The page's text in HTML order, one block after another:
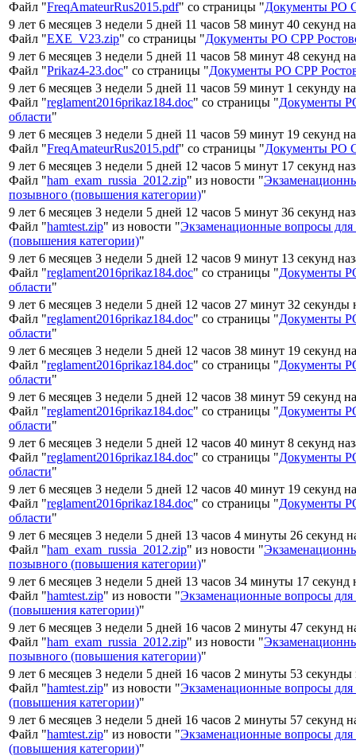
Файл "FreqAmateurRus2015.pdf" со страницы "Документы РО
9 лет 6 месяцев 3 недели 5 дней 11 часов 58 минут 40 секунд
Файл "EXE_V23.zip" со страницы "Документы РО СРР
9 лет 6 месяцев 3 недели 5 дней 11 часов 58 минут 48 секунд
Файл "Prikaz4-23.doc" со страницы "Документы РО СРР
9 лет 6 месяцев 3 недели 5 дней 11 часов 59 минут 1 секунду
Файл "reglament2016prikaz184.doc" со страницы "Документы
области"
9 лет 6 месяцев 3 недели 5 дней 11 часов 59 минут 19 секунд
Файл "FreqAmateurRus2015.pdf" со страницы "Документы РО
9 лет 6 месяцев 3 недели 5 дней 12 часов 5 минут 17 секунд
Файл "ham_exam_russia_2012.zip" из новости "
позывного (повышения категории)"
9 лет 6 месяцев 3 недели 5 дней 12 часов 5 минут 36 секунд
Файл "hamtest.zip" из новости "Экзаменационные вопросы
(повышения категории)"
9 лет 6 месяцев 3 недели 5 дней 12 часов 9 минут 13 секунд
Файл "reglament2016prikaz184.doc" со страницы "Документы
области"
9 лет 6 месяцев 3 недели 5 дней 12 часов 27 минут 32 секунды
Файл "reglament2016prikaz184.doc" со страницы "Документы
области"
9 лет 6 месяцев 3 недели 5 дней 12 часов 38 минут 19 секунд
Файл "reglament2016prikaz184.doc" со страницы "Документы
области"
9 лет 6 месяцев 3 недели 5 дней 12 часов 38 минут 59 секунд
Файл "reglament2016prikaz184.doc" со страницы "Документы
области"
9 лет 6 месяцев 3 недели 5 дней 12 часов 40 минут 8 секунд
Файл "reglament2016prikaz184.doc" со страницы "Документы
области"
9 лет 6 месяцев 3 недели 5 дней 12 часов 40 минут 19 секунд
Файл "reglament2016prikaz184.doc" со страницы "Документы
области"
9 лет 6 месяцев 3 недели 5 дней 13 часов 4 минуты 26 секунд
Файл "ham_exam_russia_2012.zip" из новости "
позывного (повышения категории)"
9 лет 6 месяцев 3 недели 5 дней 13 часов 34 минуты 17 секунд
Файл "hamtest.zip" из новости "Экзаменационные вопросы
(повышения категории)"
9 лет 6 месяцев 3 недели 5 дней 16 часов 2 минуты 47 секунд
Файл "ham_exam_russia_2012.zip" из новости "
позывного (повышения категории)"
9 лет 6 месяцев 3 недели 5 дней 16 часов 2 минуты 53 секунды
Файл "hamtest.zip" из новости "Экзаменационные вопросы
(повышения категории)"
9 лет 6 месяцев 3 недели 5 дней 16 часов 2 минуты 57 секунд
Файл "hamtest.zip" из новости "Экзаменационные вопросы
(повышения категории)"